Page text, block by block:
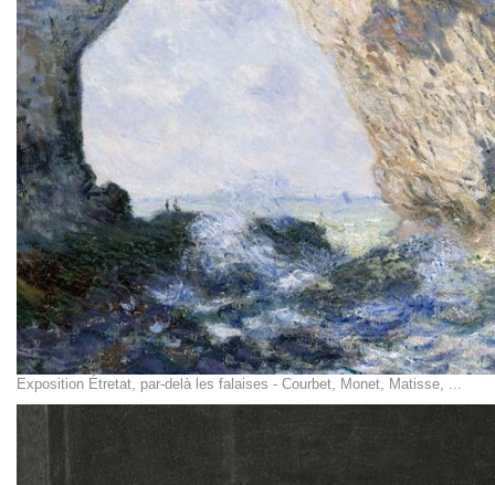
Exposition Étretat, par-delà les falaises - Courbet, Monet, Matisse, ...